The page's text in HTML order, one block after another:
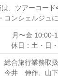
、ツアーコード
コンシェルジュ
月〜金 10:00-
休日：土・日
総合旅行業務取
今井 伸作、山